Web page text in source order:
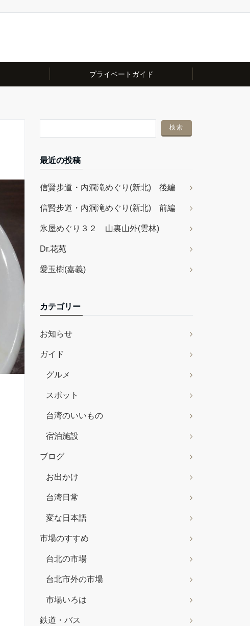
プライベートガイド
最近の投稿
信賢步道・內洞滝めぐり(新北) 後編
信賢步道・內洞滝めぐり(新北) 前編
氷屋めぐり３２ 山裏山外(雲林)
Dr.花苑
愛玉樹(嘉義)
カテゴリー
お知らせ
ガイド
グルメ
スポット
台湾のいいもの
宿泊施設
ブログ
お出かけ
台湾日常
変な日本語
市場のすすめ
台北の市場
台北市外の市場
市場いろは
鉄道・バス